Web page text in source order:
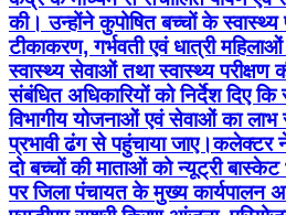
की। उन्होंने कुपोषित बच्चों के
टीकाकरण, गर्भवती एवं धात्री
स्वास्थ्य सेवाओं तथा स्वास्थ्य परीक्षण
संबंधित अधिकारियों को निर्देश दिए कि
विभागीय योजनाओं एवं सेवाओं का लाभ
प्रभावी ढंग से पहुंचाया जाए।कलेक्टर
दो बच्चों की माताओं को न्यूट्री
पर जिला पंचायत के मुख्य कार्यपालन